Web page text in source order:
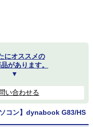
にオススメの
があります。
▼
い合わせる
コン】dynabook G83/HS